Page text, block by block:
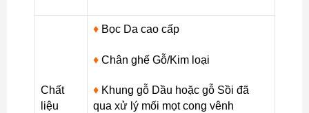
Chất
liệu
♦ Bọc Da cao cấp
♦ Chân ghế Gỗ/Kim loại
♦ Khung gỗ Dầu hoặc gỗ Sồi đã
qua xử lý mối mọt cong vênh